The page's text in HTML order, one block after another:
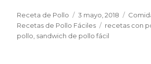
Autor
Receta de Pollo
Publicado
el
3 mayo, 2018
Recetas de Pollo Fáciles
Etiquetas
recetas con
pollo sandwich de pollo fácil